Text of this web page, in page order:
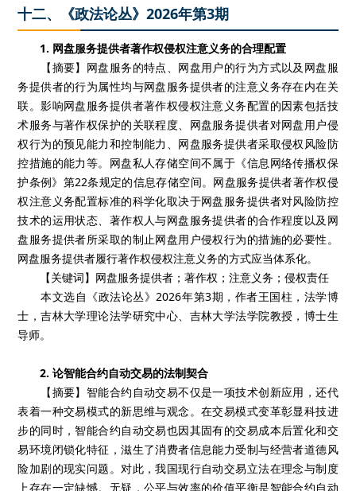
十二、《政法论丛》2026年第3期
1. 网盘服务提供者著作权侵权注意义务的合理配置
【摘要】网盘服务的特点、网盘用户的行为方式以及网盘服
务提供者的行为属性均与网盘服务提供者的注意义务存在内在关
联。影响网盘服务提供者著作权侵权注意义务配置的因素包括技
术服务与著作权保护的关联程度、网盘服务提供者对网盘用户侵
权行为的预见能力和控制能力、网盘服务提供者采取侵权风险防
控措施的能力等。网盘私人存储空间不属于《信息网络传播权保
护条例》第22条规定的信息存储空间。网盘服务提供者著作权侵
权注意义务配置标准的科学化取决于网盘服务提供者对风险防控
技术的运用状态、著作权人与网盘服务提供者的合作程度以及网
盘服务提供者所采取的制止网盘用户侵权行为的措施的必要性。
网盘服务提供者履行著作权侵权注意义务的方式应当体系化。
【关键词】网盘服务提供者；著作权；注意义务；侵权责任
本文选自《政法论丛》2026年第3期，作者王国柱，法学博
士，吉林大学理论法学研究中心、吉林大学法学院教授，博士生
导师。
2. 论智能合约自动交易的法制契合
【摘要】智能合约自动交易不仅是一项技术创新应用，还代
表着一种交易模式的新思维与观念。在交易模式变革彰显科技进
步的同时，智能合约自动交易也因其固有的交易成本后置化和交
易环境闭锁化特征，滋生了消费者信息能力受制与经营者道德风
险加剧的现实问题。对此，我国现行自动交易立法在理念与制度
上存在一定缺憾。无疑，公平与效率的价值平衡是智能合约自动